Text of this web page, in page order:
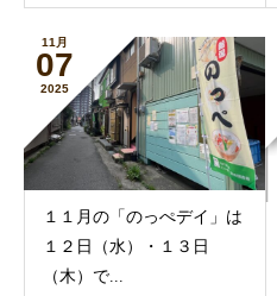
11月
07
2025
１１月の「のっぺデイ」は
１２日（水）・１３日
（木）で...